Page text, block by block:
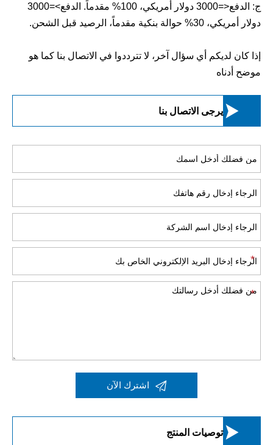
ج: الدفع<=3000 دولار أمريكي، 100% مقدماً. الدفع>=3000
دولار أمريكي، 30% حوالة بنكية مقدماً، الرصيد قبل الشحن.
إذا كان لديكم أي سؤال آخر، لا تترددوا في الاتصال بنا كما هو
موضح أدناه
يرجى الاتصال بنا
 اشترك الآن
توصيات المنتج